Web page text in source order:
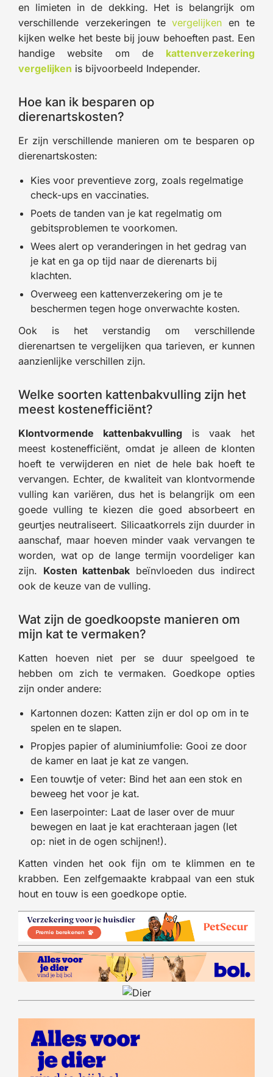
en limieten in de dekking. Het is belangrijk om
verschillende verzekeringen tevergelijken en te
kijken welke het beste bij jouw behoeften past. Een
handige website om de kattenverzekering
vergelijken is bijvoorbeeld Independer.
Hoe kan ik besparen op
dierenartskosten?
Er zijn verschillende manieren om te besparen op
dierenartskosten:
Kies voor preventieve zorg, zoals regelmatige
check-ups en vaccinaties.
Poets de tanden van je kat regelmatig om
gebitsproblemen te voorkomen.
Wees alert op veranderingen in het gedrag van
je kat en ga op tijd naar de dierenarts bij
klachten.
Overweeg een kattenverzekering om je te
beschermen tegen hoge onverwachte kosten.
Ook is het verstandig om verschillende
dierenartsen te vergelijken qua tarieven, er kunnen
aanzienlijke verschillen zijn.
Welke soorten kattenbakvulling zijn het
meest kostenefficiënt?
Klontvormende kattenbakvulling is vaak het
meest kostenefficiënt, omdat je alleen de klonten
hoeft te verwijderen en niet de hele bak hoeft te
vervangen. Echter, de kwaliteit van klontvormende
vulling kan variëren, dus het is belangrijk om een
goede vulling te kiezen die goed absorbeert en
geurtjes neutraliseert. Silicaatkorrels zijn duurder in
aanschaf, maar hoeven minder vaak vervangen te
worden, wat op de lange termijn voordeliger kan
zijn. Kosten kattenbak beïnvloeden dus indirect
ook de keuze van de vulling.
Wat zijn de goedkoopste manieren om
mijn kat te vermaken?
Katten hoeven niet per se duur speelgoed te
hebben om zich te vermaken. Goedkope opties
zijn onder andere:
Kartonnen dozen: Katten zijn er dol op om in te
spelen en te slapen.
Propjes papier of aluminiumfolie: Gooi ze door
de kamer en laat je kat ze vangen.
Een touwtje of veter: Bind het aan een stok en
beweeg het voor je kat.
Een laserpointer: Laat de laser over de muur
bewegen en laat je kat erachteraan jagen (let
op: niet in de ogen schijnen!).
Katten vinden het ook fijn om te klimmen en te
krabben. Een zelfgemaakte krabpaal van een stuk
hout en touw is een goedkope optie.